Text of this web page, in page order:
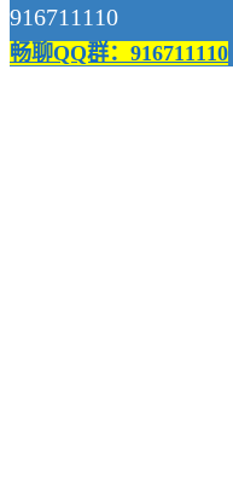
916711110
畅聊QQ群：916711110